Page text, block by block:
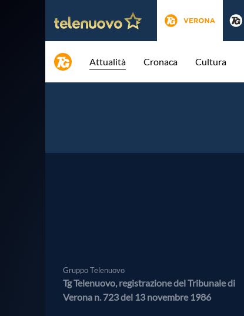
Attualità Cronaca Cultura
Gruppo Telenuovo
Tg Telenuovo, registrazione del Tribunale di
Verona n. 723 del 13 novembre 1986